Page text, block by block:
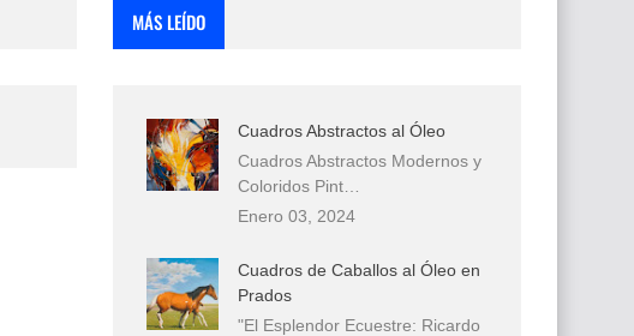
MÁS LEÍDO
Cuadros Abstractos al Óleo
Cuadros Abstractos Modernos y
Coloridos Pint…
Enero 03, 2024
Cuadros de Caballos al Óleo en
Prados
"El Esplendor Ecuestre: Ricardo